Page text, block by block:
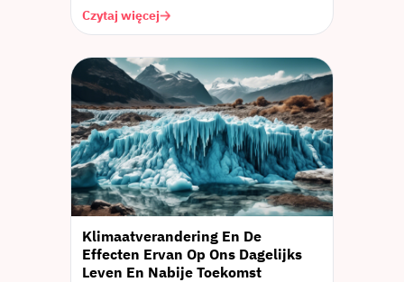
Czytaj więcej
Klimaatverandering En De
Effecten Ervan Op Ons Dagelijks
Leven En Nabije Toekomst